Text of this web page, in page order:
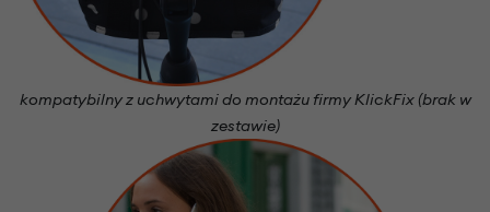
kompatybilny z uchwytami do montażu firmy KlickFix (brak w
zestawie)